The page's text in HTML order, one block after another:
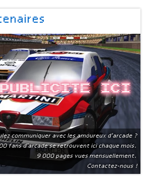
publicite ici
communiquer avec les amoureux d'arcade ?
fans d'arcade se retrouvent ici chaque mois.
9 000 pages vues mensuellement.
Contactez-nous !